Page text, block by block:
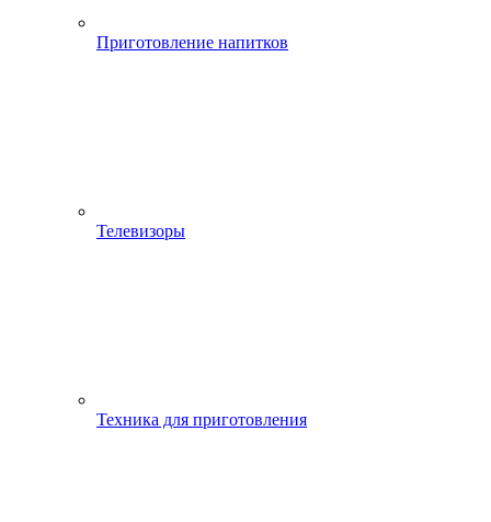
Приготовление напитков
Телевизоры
Техника для приготовления